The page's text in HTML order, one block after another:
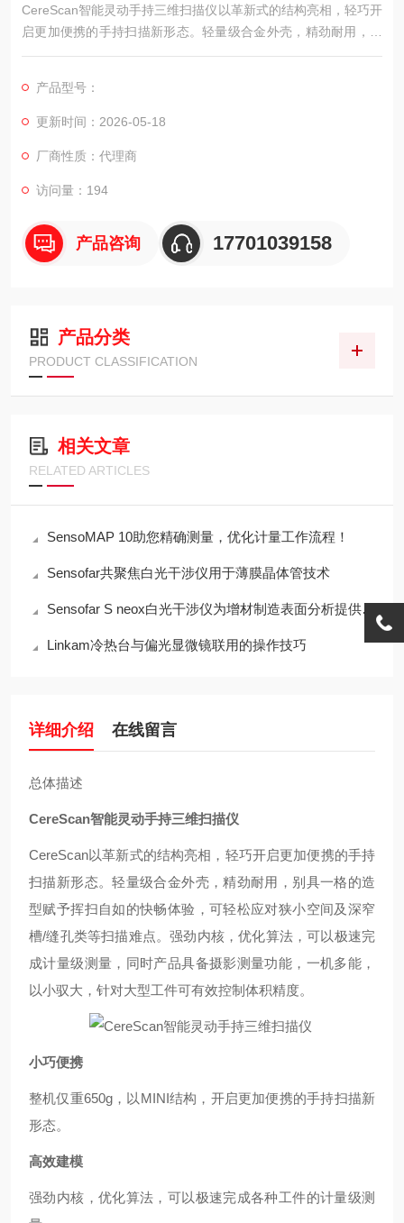
CereScan智能灵动手持三维扫描仪以革新式的结构亮相，轻巧开
启更加便携的手持扫描新形态。轻量级合金外壳，精劲耐用，别
具一格的造型赋予挥扫自如的快畅体验，可轻松应对狭小空间及
计量级测量，同时产品具备摄影测量功能，一机多能，以小驭
大，针对大型工件可有效控制体积精度。
产品型号：
更新时间：2026-05-18
厂商性质：代理商
访问量：194
产品咨询 17701039158
产品分类
PRODUCT CLASSIFICATION
相关文章
RELATED ARTICLES
SensoMAP 10助您精确测量，优化计量工作流程！
Sensofar共聚焦白光干涉仪用于薄膜晶体管技术
Sensofar S neox白光干涉仪为增材制造表面分析提供方案
Linkam冷热台与偏光显微镜联用的操作技巧
详细介绍 在线留言
总体描述
CereScan智能灵动手持三维扫描仪
CereScan以革新式的结构亮相，轻巧开启更加便携的手持
扫描新形态。轻量级合金外壳，精劲耐用，别具一格的造
型赋予挥扫自如的快畅体验，可轻松应对狭小空间及深窄
槽/缝孔类等扫描难点。强劲内核，优化算法，可以极速完
成计量级测量，同时产品具备摄影测量功能，一机多能，
以小驭大，针对大型工件可有效控制体积精度。
小巧便携
整机仅重650g，以 MINI结构，开启更加便携的手持扫描新
形态。
高效建模
强劲内核，优化算法，可以极速完成各种工件的计量级测